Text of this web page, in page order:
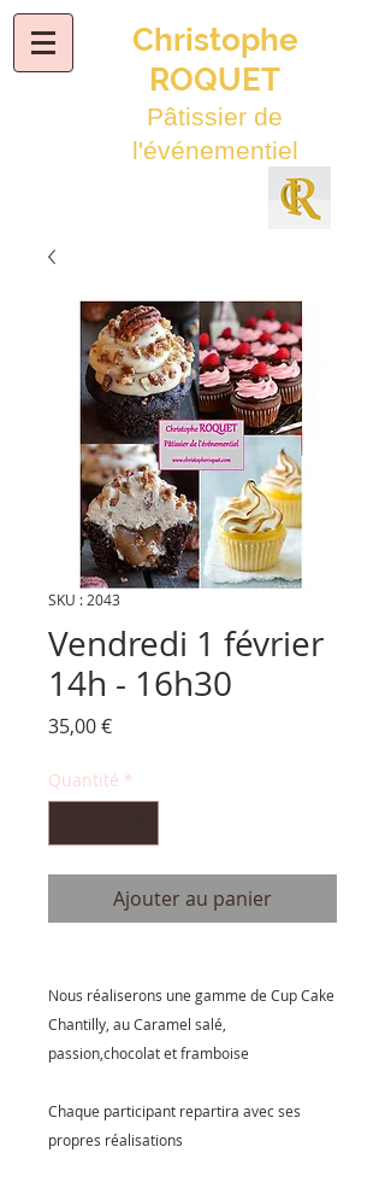
Christophe
ROQUET
Pâtissier de
l'événementiel
SKU : 2043
Vendredi 1 février
14h - 16h30
35,00 €Prix
Quantité *
Ajouter au panier
Nous réaliserons une gamme de Cup Cake
Chantilly, au Caramel salé,
passion,chocolat et framboise
Chaque participant repartira avec ses
propres réalisations